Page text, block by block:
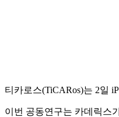
티카로스(TiCARos)는 2일
이번 공동연구는 카데릭스